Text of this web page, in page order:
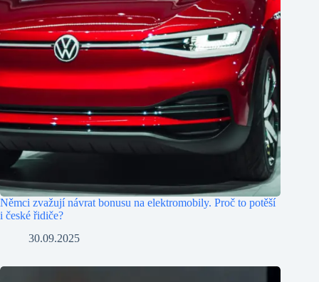
Němci zvažují návrat bonusu na elektromobily. Proč to potěší
i české řidiče?
30.09.2025